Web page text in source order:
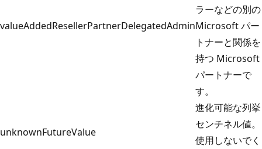
valueAddedResellerPartnerDelegatedAdmin
ラーなどの別の
Microsoft パー
トナーと関係を
持つ Microsoft
パートナーで
す。
unknownFutureValue
進化可能な列挙
センチネル値。
使用しないでく